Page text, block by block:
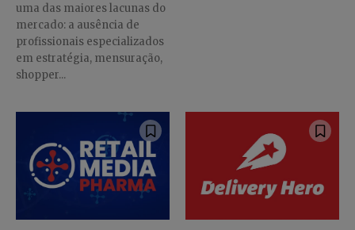
Faça parte da Comunidade
Retail Media News assinando
nossa newsletter.
Seja um assinante e desfrute de leitura ilimitada de artigos e
uma das maiores lacunas do
mercado: a ausência de
profissionais especializados
em estratégia, mensuração,
shopper...